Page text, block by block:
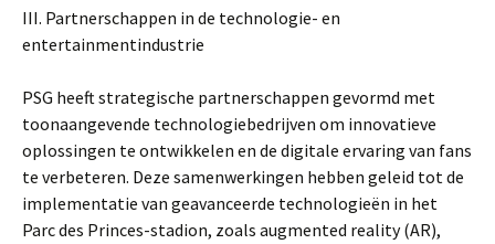
III. Partnerschappen in de technologie- en
entertainmentindustrie
PSG heeft strategische partnerschappen gevormd met
toonaangevende technologiebedrijven om innovatieve
oplossingen te ontwikkelen en de digitale ervaring van fans
te verbeteren. Deze samenwerkingen hebben geleid tot de
implementatie van geavanceerde technologieën in het
Parc des Princes-stadion, zoals augmented reality (AR),